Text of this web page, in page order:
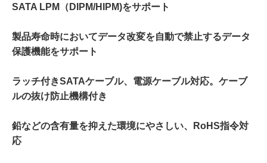
SATA LPM（DIPM/HIPM)をサポート
製品寿命時においてデータ改変を自動で禁止するデータ
保護機能をサポート
ラッチ付きSATAケーブル、電源ケーブル対応。ケーブ
ルの抜け防止機構付き
鉛などの含有量を抑えた環境にやさしい、RoHS指令対
応